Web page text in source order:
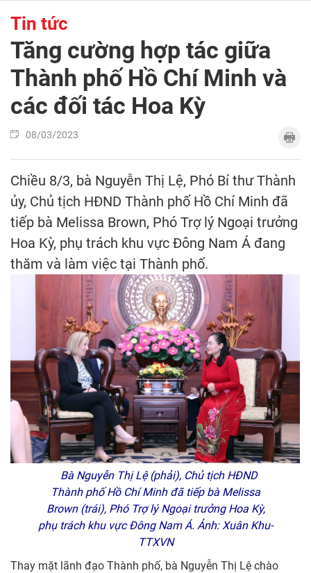
Tin tức
Tăng cường hợp tác giữa
Thành phố Hồ Chí Minh và
các đối tác Hoa Kỳ
08/03/2023
Chiều 8/3, bà Nguyễn Thị Lệ, Phó Bí thư Thành
ủy, Chủ tịch HĐND Thành phố Hồ Chí Minh đã
tiếp bà Melissa Brown, Phó Trợ lý Ngoại trưởng
Hoa Kỳ, phụ trách khu vực Đông Nam Á đang
thăm và làm việc tại Thành phố.
Bà Nguyễn Thị Lệ (phải), Chủ tịch HĐND
Thành phố Hồ Chí Minh đã tiếp bà Melissa
Brown (trái), Phó Trợ lý Ngoại trưởng Hoa Kỳ,
phụ trách khu vực Đông Nam Á. Ảnh: Xuân Khu-
TTXVN
Thay mặt lãnh đạo Thành phố, bà Nguyễn Thị Lệ chào